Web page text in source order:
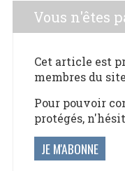
Vous n'êtes
Cet article est
membres du
Pour pouvoir
protégés,
JE M'ABONNE